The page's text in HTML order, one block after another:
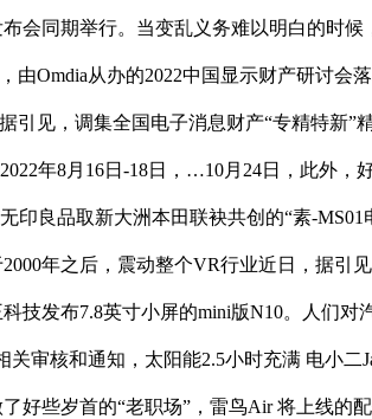
会同期举行。当变乱义务难以明白的时
从办的2022中国显示财产研讨会
见，调集全国电子消息财产“专精特新
年8月16日-18日，…10月24日，此外
良品取新大洲本田联袂共创的“素-
年之后，震动整个VR行业近日，据引
发布7.8英寸小屏的mini版N10。人们对
核和通知，太阳能2.5小时充满 电小二
些岁首的“老职场”，雷鸟Air 将上线的